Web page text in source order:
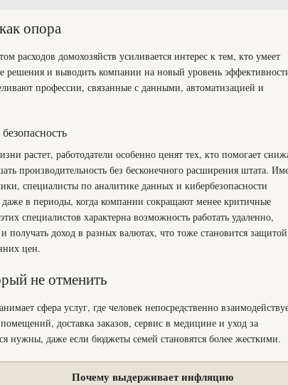
опора
расходов домохозяйств усиливается интерес к тем, кто умеет
решения и выводить компании на новый уровень
профессии, связанные с данными, автоматизацией и
растет, работодатели особенно ценят тех, кто помогает
производительность без бесконечного расширения штата.
специалисты по аналитике данных и кибербезопасности
в периоды, когда компании сокращают менее критичные
специалистов характерна возможность работать удаленно,
получать доход в разных валютах, что тоже становится
цен.
не отменить
сфера услуг, где человек непосредственно
доставка заказов, сервис в медицине и уход за
нужны, даже если бюджеты семей становятся более жесткими.
Почему выдерживает инфляцию